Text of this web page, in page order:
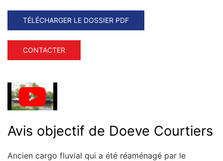
TÉLÉCHARGER LE DOSSIER PDF
CONTACTER
Avis objectif de Doeve Courtiers
Ancien cargo fluvial qui a été réaménagé par le